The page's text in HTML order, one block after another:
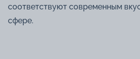
соответствуют современным
сфере.